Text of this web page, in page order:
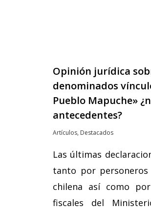
Opinión jurídica
denominados
Pueblo Mapuche»
antecedentes?
Artículos, Destacados
Las últimas
tanto por personeros
chilena así como
fiscales del